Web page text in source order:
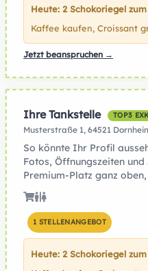
Heute: 2 Schokoriegel
Kaffee kaufen, Croissant
Jetzt beanspruchen →
Ihre Tankstelle TOP3
Musterstraße 1, 64521
So könnte Ihr Profil
Fotos, Öffnungszeiten
Premium-Platz ganz
1 STELLENANGEBOT
Heute: 2 Schokoriegel